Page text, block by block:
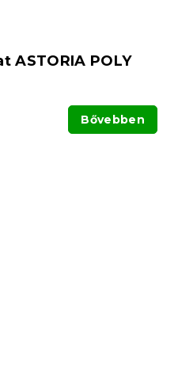
ASTORIA POLY
Bővebben